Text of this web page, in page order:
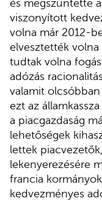
és megszüntette
viszonyított
volna már 2012-
elvesztették
tudtak volna
adózás
valamit
ezt az
a piacgazdaság
lehetőségek
lettek
lekenyerezésére
francia
kedvezményes